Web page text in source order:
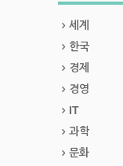
세계
한국
경제
경영
IT
과학
문화